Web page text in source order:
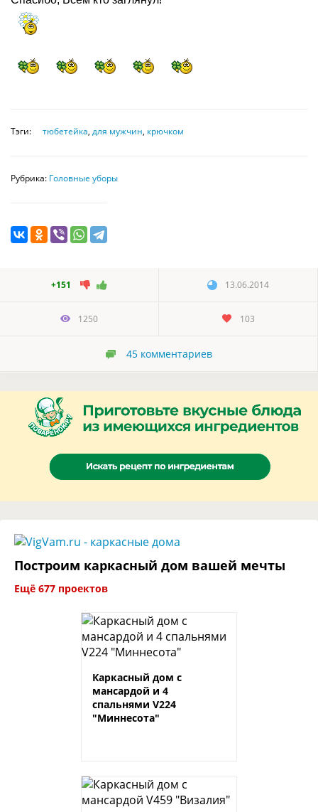
Тэги: тюбетейка, для мужчин, крючком
Рубрика: Головные уборы
+151 13.06.2014
1250 103
45 комментариев
Построим каркасный дом вашей мечты
Ещё 677 проектов
Каркасный дом с
мансардой и 4
спальнями V224
"Миннесота"